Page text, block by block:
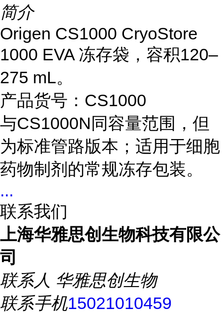
简介
Origen CS1000 CryoStore
1000 EVA 冻存袋，容积120–
275 mL。
产品货号：CS1000
与CS1000N同容量范围，但
为标准管路版本；适用于细胞
药物制剂的常规冻存包装。
...
联系我们
上海华雅思创生物科技有限公
司
联系人 华雅思创生物
联系手机15021010459